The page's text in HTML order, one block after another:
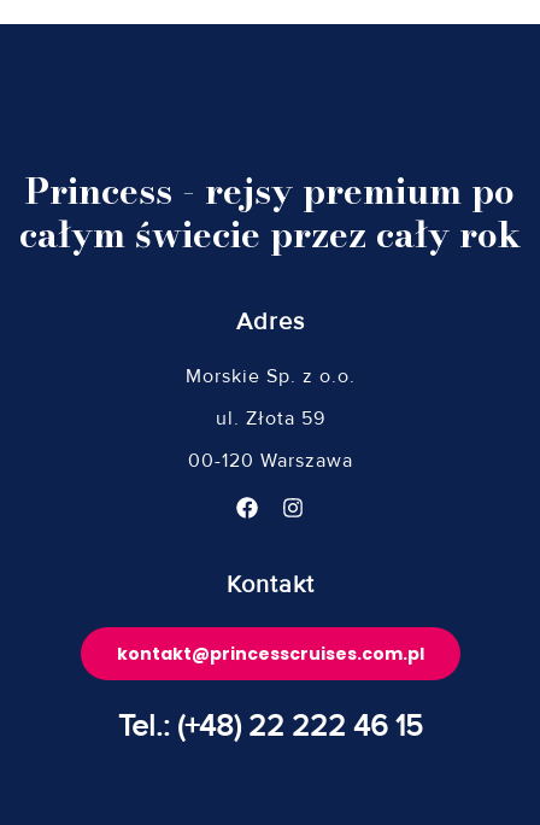
Princess - rejsy premium po
całym świecie przez cały rok
Adres
Morskie Sp. z o.o.
ul. Złota 59
00-120 Warszawa
Kontakt
kontakt@princesscruises.com.pl
Tel.: (+48) 22 222 46 15